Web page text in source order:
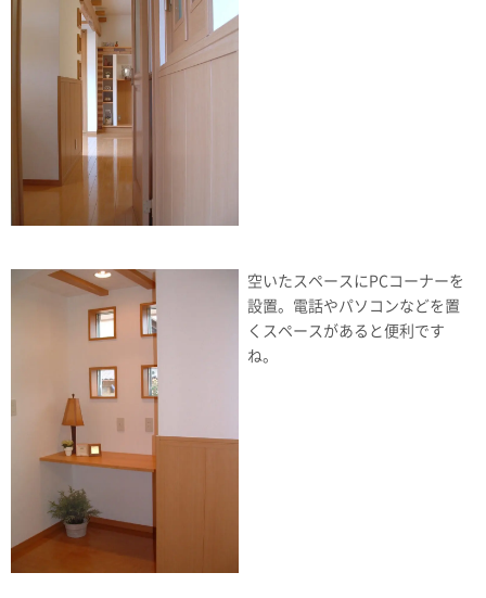
空いたスペースにPCコーナーを
設置。電話やパソコンなどを置
くスペースがあると便利です
ね。